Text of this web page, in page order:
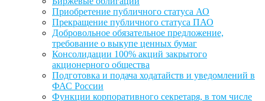
Приобретение публичного статуса АО
Прекращение публичного статуса ПАО
Добровольное обязательное предложение,
требование о выкупе ценных бумаг
Консолидации 100% акций закрытого
акционерного общества
Подготовка и подача ходатайств и уведомлений в
ФАС России
Функции корпоративного секретаря, в том числе